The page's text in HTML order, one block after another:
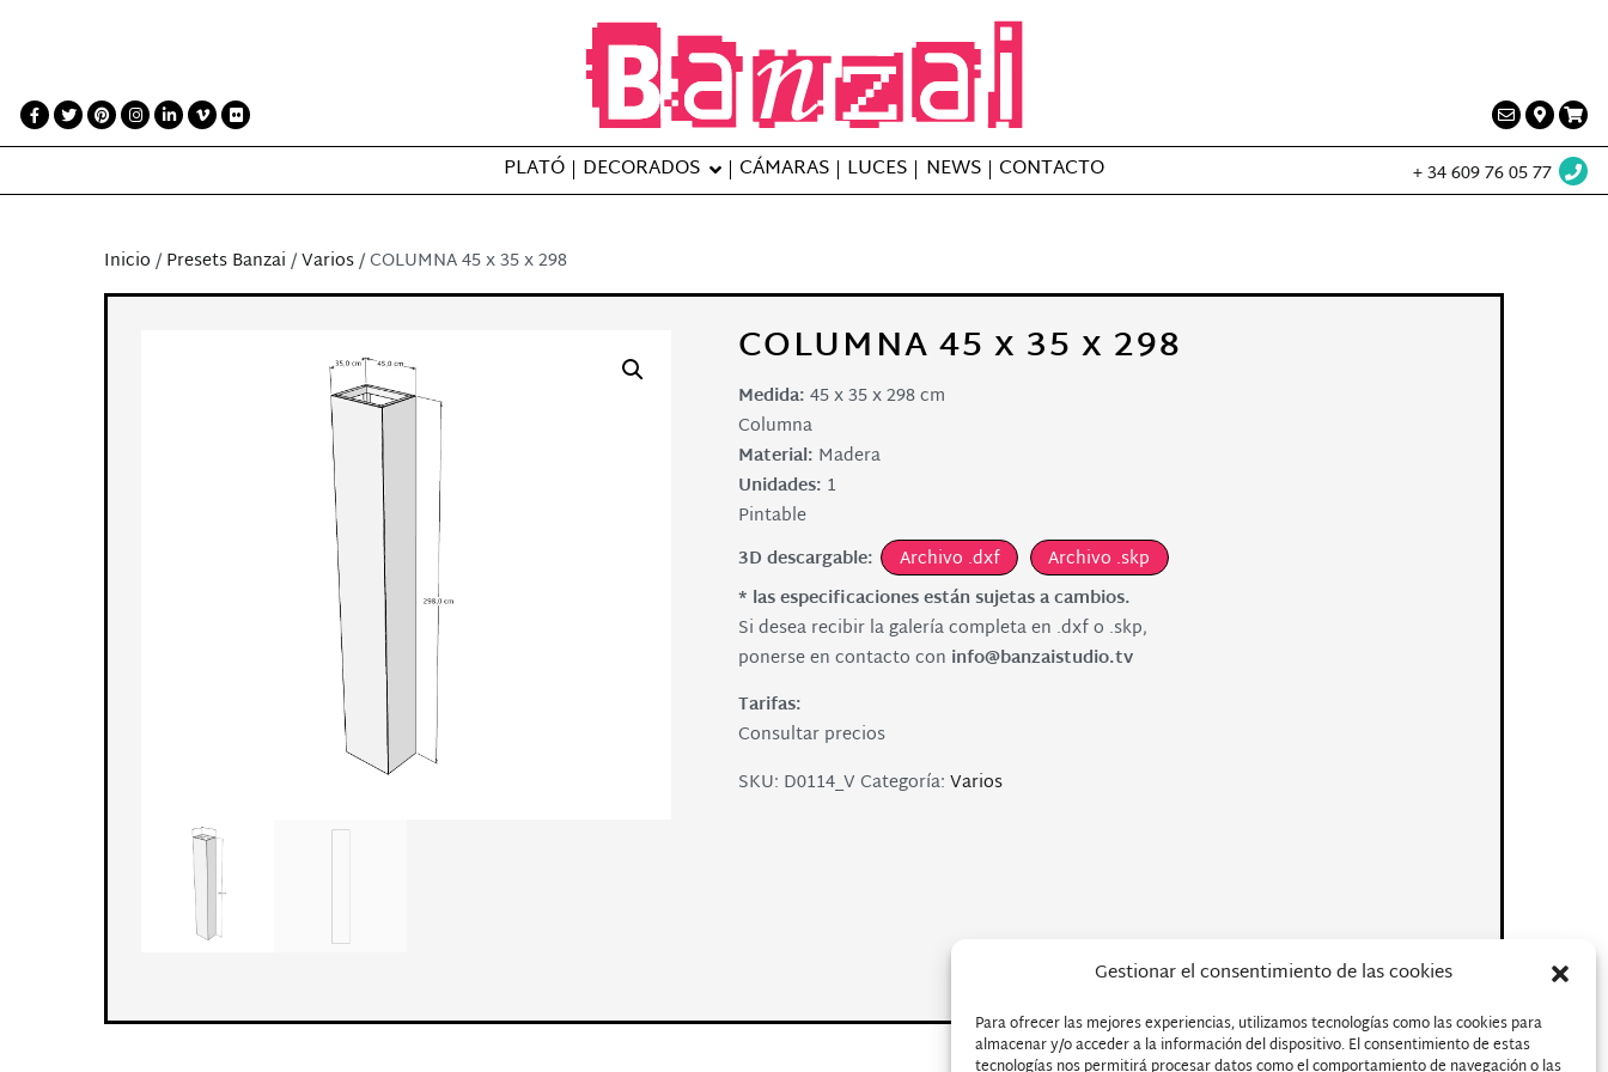
Gestionar el consentimiento de las cookies
Para ofrecer las mejores experiencias, utilizamos tecnologías como las cookies para
almacenar y/o acceder a la información del dispositivo. El consentimiento de estas
+ 34 609 76 05 77
Banzai Studio
Alquiler de plató en Barcelona – Servicios a la producción audiovisual
PLATÓ DECORADOS CÁMARAS LUCES NEWS CONTACTO
Inicio/Presets Banzai/Varios/ COLUMNA 45 x 35 x 298
COLUMNA 45 x 35 x 298
Medida:45 x 35 x 298 cm
Columna
Material: Madera
Unidades: 1
Pintable
3D descargable:
Archivo .dxf
Archivo .skp
* las especificaciones están sujetas a cambios.
Si desea recibir la galería completa en .dxf o .skp,
ponerse en contacto con info@banzaistudio.tv
Tarifas:
Consultar precios
SKU: D0114_V Categoría:Varios